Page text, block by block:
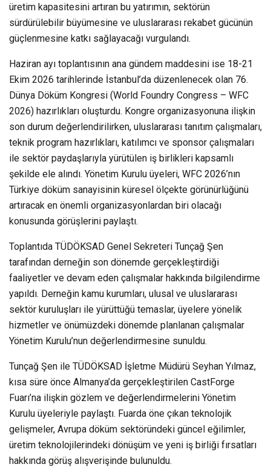
üretim kapasitesini artıran bu yatırımın, sektörün
sürdürülebilir büyümesine ve uluslararası rekabet gücünün
güçlenmesine katkı sağlayacağı vurgulandı.
Haziran ayı toplantısının ana gündem maddesini ise 18-21
Ekim 2026 tarihlerinde İstanbul’da düzenlenecek olan 76.
Dünya Döküm Kongresi (World Foundry Congress – WFC
2026) hazırlıkları oluşturdu. Kongre organizasyonuna ilişkin
son durum değerlendirilirken, uluslararası tanıtım çalışmaları,
teknik program hazırlıkları, katılımcı ve sponsor çalışmaları
ile sektör paydaşlarıyla yürütülen iş birlikleri kapsamlı
şekilde ele alındı. Yönetim Kurulu üyeleri, WFC 2026’nın
Türkiye döküm sanayisinin küresel ölçekte görünürlüğünü
artıracak en önemli organizasyonlardan biri olacağı
konusunda görüşlerini paylaştı.
Toplantıda TÜDÖKSAD Genel Sekreteri Tunçağ Şen
tarafından derneğin son dönemde gerçekleştirdiği
faaliyetler ve devam eden çalışmalar hakkında bilgilendirme
yapıldı. Derneğin kamu kurumları, ulusal ve uluslararası
sektör kuruluşları ile yürüttüğü temaslar, üyelere yönelik
hizmetler ve önümüzdeki dönemde planlanan çalışmalar
Yönetim Kurulu’nun değerlendirmesine sunuldu.
Tunçağ Şen ile TÜDÖKSAD İşletme Müdürü Seyhan Yılmaz,
kısa süre önce Almanya’da gerçekleştirilen CastForge
Fuarı’na ilişkin gözlem ve değerlendirmelerini Yönetim
Kurulu üyeleriyle paylaştı. Fuarda öne çıkan teknolojik
gelişmeler, Avrupa döküm sektöründeki güncel eğilimler,
üretim teknolojilerindeki dönüşüm ve yeni iş birliği fırsatları
hakkında görüş alışverişinde bulunuldu.